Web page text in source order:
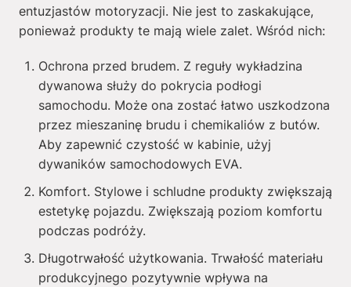
entuzjastów motoryzacji. Nie jest to zaskakujące,
ponieważ produkty te mają wiele zalet. Wśród nich:
Ochrona przed brudem. Z reguły wykładzina
dywanowa służy do pokrycia podłogi
samochodu. Może ona zostać łatwo uszkodzona
przez mieszaninę brudu i chemikaliów z butów.
Aby zapewnić czystość w kabinie, użyj
dywaników samochodowych EVA.
Komfort. Stylowe i schludne produkty zwiększają
estetykę pojazdu. Zwiększają poziom komfortu
podczas podróży.
Długotrwałość użytkowania. Trwałość materiału
produkcyjnego pozytywnie wpływa na